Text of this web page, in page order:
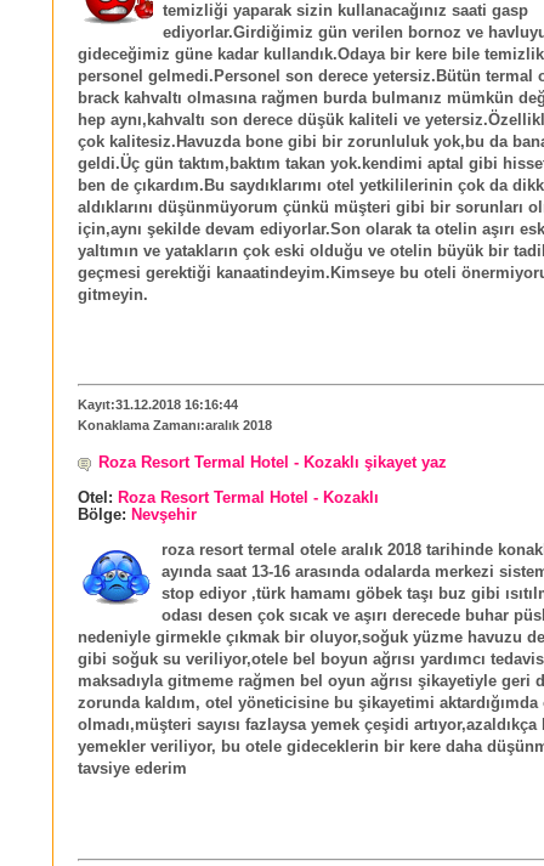
temizliği yaparak sizin kullanacağınız saati gasp
ediyorlar.Girdiğimiz gün verilen bornoz ve
gideceğimiz güne kadar kullandık.Odaya bir kere bile
personel gelmedi.Personel son derece yetersiz.Bütün termal
brack kahvaltı olmasına rağmen burda bulmanız mümkün
hep aynı,kahvaltı son derece düşük kaliteli ve
çok kalitesiz.Havuzda bone gibi bir zorunluluk yok,bu da
geldi.Üç gün taktım,baktım takan yok.kendimi aptal gibi
ben de çıkardım.Bu saydıklarımı otel yetkililerinin çok da
aldıklarını düşünmüyorum çünkü müşteri gibi bir sorunları
için,aynı şekilde devam ediyorlar.Son olarak ta otelin aşırı
yaltımın ve yatakların çok eski olduğu ve otelin büyük bir
geçmesi gerektiği kanaatindeyim.Kimseye bu oteli
gitmeyin.
Kayıt:31.12.2018 16:16:44
Konaklama Zamanı:aralık 2018
Roza Resort Termal Hotel - Kozaklı şikayet yaz
Otel: Roza Resort Termal Hotel - Kozaklı
Bölge: Nevşehir
roza resort termal otele aralık 2018 tarihinde
ayında saat 13-16 arasında odalarda merkezi
stop ediyor ,türk hamamı göbek taşı buz gibi
odası desen çok sıcak ve aşırı derecede buhar
nedeniyle girmekle çıkmak bir oluyor,soğuk yüzme havuzu
gibi soğuk su veriliyor,otele bel boyun ağrısı yardımcı
maksadıyla gitmeme rağmen bel oyun ağrısı şikayetiyle geri
zorunda kaldım, otel yöneticisine bu şikayetimi aktardığımda
olmadı,müşteri sayısı fazlaysa yemek çeşidi artıyor,azaldıkça
yemekler veriliyor, bu otele gideceklerin bir kere daha
tavsiye ederim